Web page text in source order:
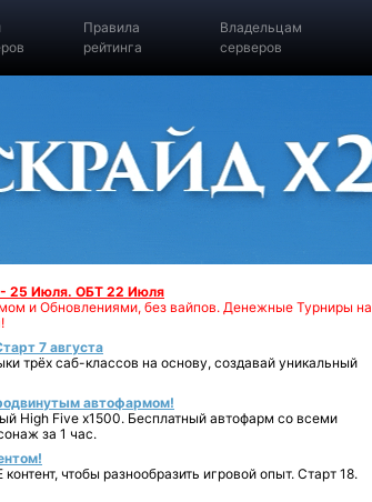
Правила
рейтинга
Владельцам
серверов
25 Июля. ОБТ 22 Июля
и Обновлениями, без вайпов. Денежные Турниры на
7 августа
трёх саб-классов на основу, создавай уникальный
автофармом!
High Five x1500. Бесплатный автофарм со всеми
за 1 час.
чтобы разнообразить игровой опыт. Старт 18.